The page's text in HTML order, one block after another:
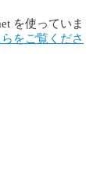
を使っていま
をご覧くださ